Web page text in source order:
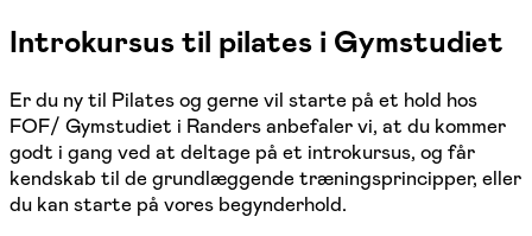
Introkursus til pilates i Gymstudiet
Er du ny til Pilates og gerne vil starte på et hold hos
FOF/ Gymstudiet i Randers anbefaler vi, at du kommer
godt i gang ved at deltage på et introkursus, og får
kendskab til de grundlæggende træningsprincipper, eller
du kan starte på vores begynderhold.